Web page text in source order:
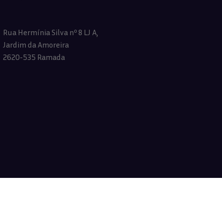
Rua Hermínia Silva nº 8 LJ A,
Jardim da Amoreira
2620-535 Ramada